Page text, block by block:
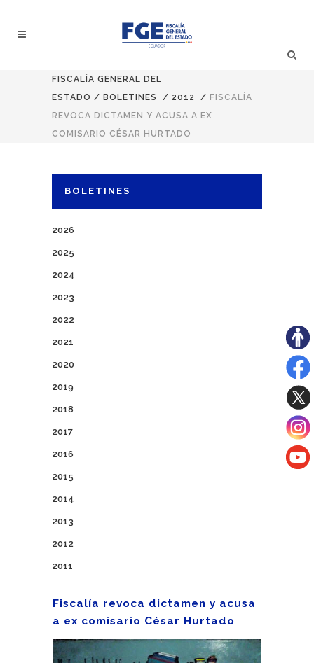
FISCALÍA GENERAL DEL
ESTADO / BOLETINES / 2012 / FISCALÍA
REVOCA DICTAMEN Y ACUSA A EX
COMISARIO CÉSAR HURTADO
BOLETINES
2026
2025
2024
2023
2022
2021
2020
2019
2018
2017
2016
2015
2014
2013
2012
2011
Fiscalía revoca dictamen y acusa
a ex comisario César Hurtado